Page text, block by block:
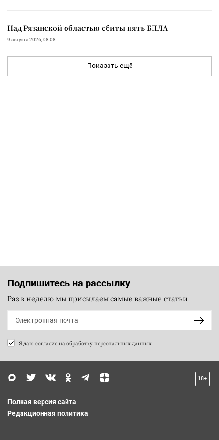
Над Рязанской областью сбиты пять БПЛА
9 августа 2026, 08:08
Показать ещё
Подпишитесь на рассылку
Раз в неделю мы присылаем самые важные статьи
Я даю согласие на обработку персональных данных
18+
Полная версия сайта
Редакционная политика